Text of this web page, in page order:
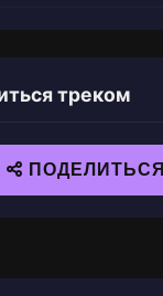
треком
ПОДЕЛИТЬСЯ